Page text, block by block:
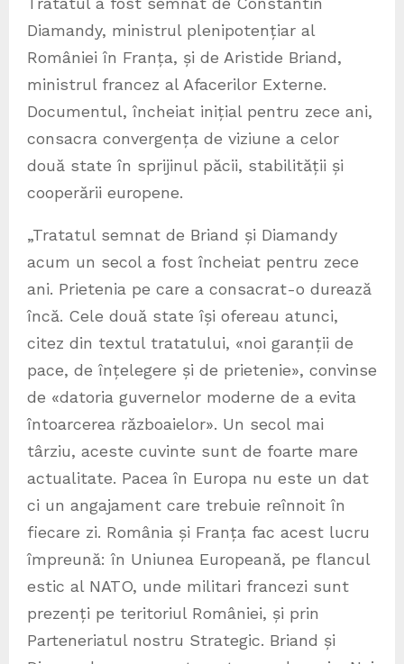
Diamandy, ministrul plenipotențiar al
României în Franța, și de Aristide Briand,
ministrul francez al Afacerilor Externe.
Documentul, încheiat inițial pentru zece ani,
consacra convergența de viziune a celor
două state în sprijinul păcii, stabilității și
cooperării europene.
„Tratatul semnat de Briand și Diamandy
acum un secol a fost încheiat pentru zece
ani. Prietenia pe care a consacrat-o durează
încă. Cele două state își ofereau atunci,
citez din textul tratatului, «noi garanții de
pace, de înțelegere și de prietenie», convinse
de «datoria guvernelor moderne de a evita
întoarcerea războaielor». Un secol mai
târziu, aceste cuvinte sunt de foarte mare
actualitate. Pacea în Europa nu este un dat
ci un angajament care trebuie reînnoit în
fiecare zi. România și Franța fac acest lucru
împreună: în Uniunea Europeană, pe flancul
estic al NATO, unde militari francezi sunt
prezenți pe teritoriul României, și prin
Parteneriatul nostru Strategic. Briand și